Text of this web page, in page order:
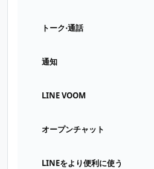
トーク⋅通話
通知
LINE VOOM
オープンチャット
LINEをより便利に使う